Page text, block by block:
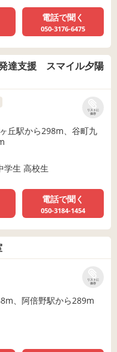
電話で聞く
050-3176-6475
達支援 スマイル夕陽
リストに
保存
丘駅から298m、谷町九
学生 高校生
電話で聞く
050-3184-1454
リストに
保存
、阿倍野駅から289m